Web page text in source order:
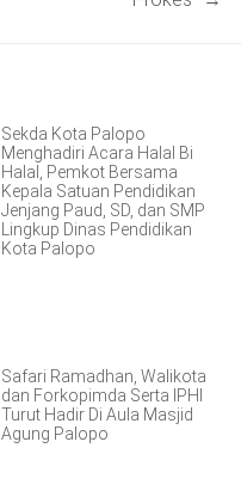
Sekda Kota Palopo
Menghadiri Acara Halal Bi
Halal, Pemkot Bersama
Kepala Satuan Pendidikan
Jenjang Paud, SD, dan SMP
Lingkup Dinas Pendidikan
Kota Palopo
Safari Ramadhan, Walikota
dan Forkopimda Serta IPHI
Turut Hadir Di Aula Masjid
Agung Palopo